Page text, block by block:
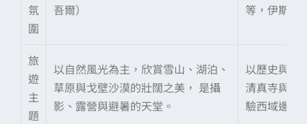
氛
圍
吾爾）
等，伊斯蘭
旅
遊
主
題
以自然風光為主，欣賞雪山、湖泊、
草原與戈壁沙漠的壯闊之美， 是攝
影、露營與避暑的天堂。
以歷史與人
清真寺與胡
驗西域邊疆